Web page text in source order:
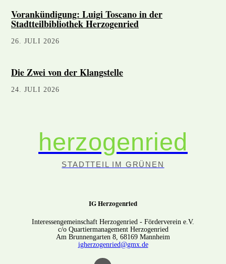
Vorankündigung: Luigi Toscano in der
Stadtteilbibliothek Herzogenried
26. JULI 2026
Die Zwei von der Klangstelle
24. JULI 2026
herzogenried
STADTTEIL IM GRÜNEN
IG Herzogenried
Interessengemeinschaft Herzogenried - Förderverein e.V.
c/o Quartiermanagement Herzogenried
Am Brunnengarten 8, 68169 Mannheim
igherzogenried@gmx.de